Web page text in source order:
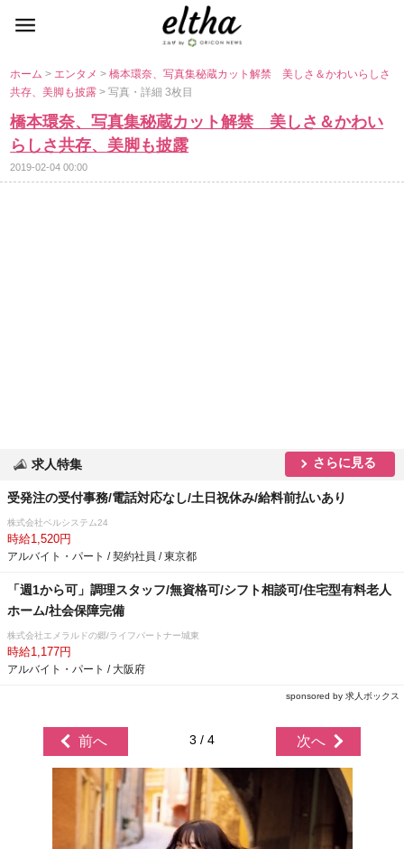
ホーム> エンタメ>橋本環奈、写真集秘蔵カット解禁 美しさ＆かわいらしさ
共存、美脚も披露> 写真・詳細 3枚目
橋本環奈、写真集秘蔵カット解禁 美しさ＆かわい
らしさ共存、美脚も披露
2019-02-04 00:00
求人特集 さらに見る
受発注の受付事務/電話対応なし/土日祝休み/給料前払いあり
株式会社ベルシステム24
時給1,520円
アルバイト・パート / 契約社員 / 東京都
「週1から可」調理スタッフ/無資格可/シフト相談可/住宅型有料老人
ホーム/社会保障完備
株式会社エメラルドの郷/ライフパートナー城東
時給1,177円
アルバイト・パート / 大阪府
sponsored by 求人ボックス
前へ 3 / 4 次へ